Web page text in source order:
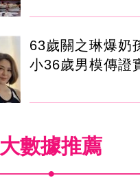
63歲關之琳爆奶
小36歲男模傳證
大數據推薦